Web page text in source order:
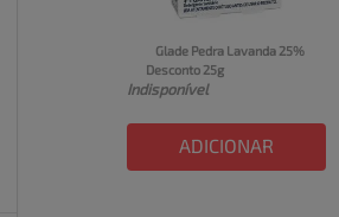
Glade Pedra Lavanda 25%
Desconto 25g
Indisponível
ADICIONAR